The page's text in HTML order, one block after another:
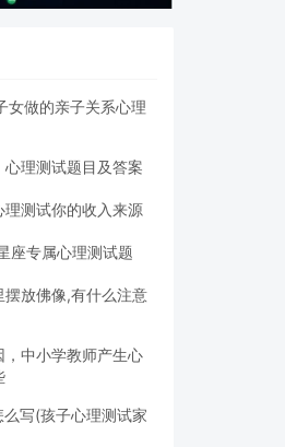
女做的亲子关系心理
理测试题目及答案
测试你的收入来源
座专属心理测试题
放佛像,有什么注意
中小学教师产生心
写(孩子心理测试家